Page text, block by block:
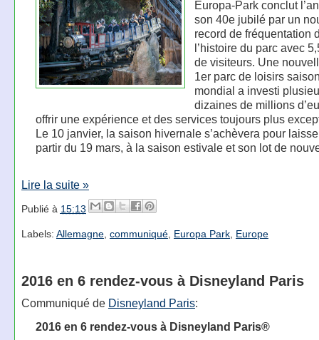
Europa-Park conclut
son 40e jubilé par un
record de fréquentation
l’histoire du parc avec
de visiteurs. Une
1er parc de loisirs
mondial a investi
dizaines de millions
offrir une expérience et des services toujours plus
Le 10 janvier, la saison hivernale s’achèvera pour
partir du 19 mars, à la saison estivale et son lot de
Lire la suite »
Publié à 15:13
Labels: Allemagne, communiqué, Europa Park, Europe
2016 en 6 rendez-vous à Disneyland Paris
Communiqué de Disneyland Paris:
2016 en 6 rendez-vous à Disneyland Paris®